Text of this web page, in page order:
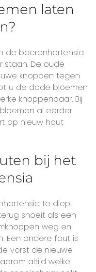
laten
de boerenhortensia
staan. De oude
knoppen tegen
u de dode bloemen
knoppenpaar. Bij
al eerder
op nieuw hout
bij het
te diep
snoeit als een
weg en
Een andere fout is
vorst de nieuwe
altijd welke